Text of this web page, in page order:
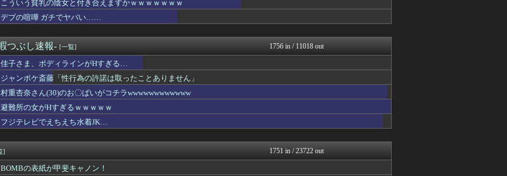
に戻りたいです」←これ！
関連でENHYPEN・NI-KIの「謝罪文」が出回る...
に熟女ソ-フ°に行く予定ｗ
Zチャンネル＠VIP
本部長、無能すぎて失職www(画像あり)
BIPブログ
になった奴、怖いｗｗｗｗｗｗｗｗｗｗｗｗｗｗｗｗｗｗｗ...
マジキチ速報
震直撃やばすぎｗｗｗｗｗｗｗ
者・尾田栄一郎さん、他の人と同じ「漫画家」という肩書きに...
ニア「AIで仕事がつまらなくなった」
VIPワイドガイド
泉が湧き出るｗｗｗｗｗ
【2ch】ニュー速クオリテ...
ニア「AIで仕事がつまらなくなった」
者・尾田栄一郎さん、他の人と同じ「漫画家」という肩書きに...
策で第2試合は13:30プレイボールや！」
Zチャンネル＠VIP
ｗｗｗｗｗｗｗｗｗｗ
はーとログ
生殺人事件、主犯格の川口被告(19)に無期懲役の判決
ラビット速報
の人気が低下・・・
スコールちゃんねる｜２ちゃ...
を選んじゃうJCミスコンの集合写真⇒ｗ！
こういう貧乳の陰女と付き合えますかｗｗｗｗｗｗｗ
デブの喧嘩 ガチでヤバい……
つぶし速報- [一覧] 1756 in / 11018 out
佳子さま、ボディラインがHすぎる…
ジャンポケ斎藤「性行為の許諾は取ったことありません」
村重杏奈さん(30)のお〇ぱいがコチラwwwwwwwwwwww
避難所の女がHすぎるｗｗｗｗｗ
フジテレビでえちえち水着JK…
] 1751 in / 23722 out
BOMBの表紙が甲斐キャノン！